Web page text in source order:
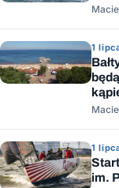
1
1
im.